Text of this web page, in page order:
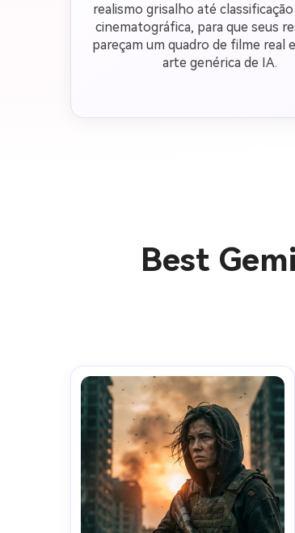
realismo grisalho até
cinematográfica, para que seus
pareçam um quadro de filme real
arte genérica de IA.
Best